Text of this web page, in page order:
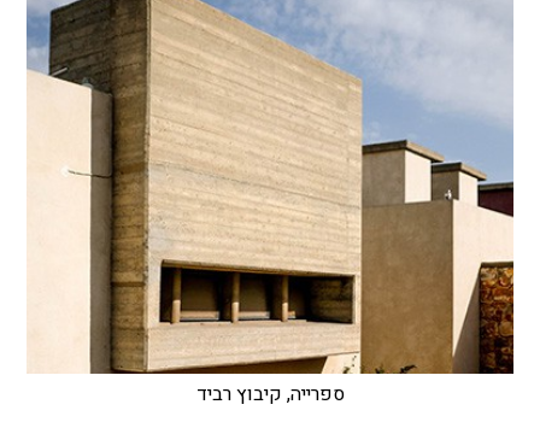
ספרייה, קיבוץ רביד